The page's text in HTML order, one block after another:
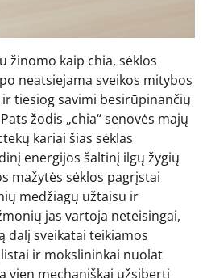
žinomo kaip chia, sėklos
neatsiejama sveikos mitybos
tiesiog savimi besirūpinančių
žodis „chia“ senovės majų
kariai šias sėklas
energijos šaltinį ilgų žygių
mažytės sėklos pagrįstai
medžiagų užtaisu ir
jas vartoja neteisingai,
dalį sveikatai teikiamos
ir mokslininkai nuolat
vien mechaniškai užsiberti